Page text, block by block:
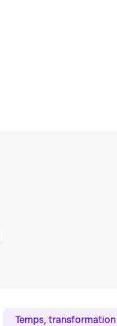
Temps, transformation